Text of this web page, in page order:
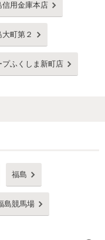
信用金庫本店
町第２
プふくしま新町店
福島
島競馬場